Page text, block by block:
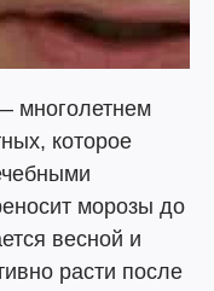
многолетнем
которое
морозы до
весной и
расти после